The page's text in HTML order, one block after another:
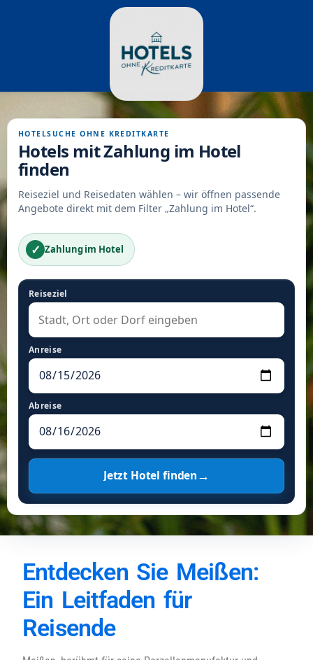
HOTELSUCHE OHNE KREDITKARTE
Hotels mit Zahlung im Hotel
finden
Reiseziel und Reisedaten wählen – wir öffnen passende
Angebote direkt mit dem Filter „Zahlung im Hotel“.
✓ Zahlung im Hotel
Reiseziel
Anreise
Abreise
Jetzt Hotel finden→
Entdecken Sie Meißen:
Ein Leitfaden für
Reisende